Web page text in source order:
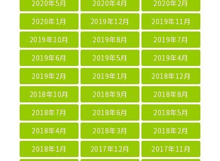
2020年5月
2020年4月
2020年2月
2020年1月
2019年12月
2019年11月
2019年10月
2019年8月
2019年7月
2019年6月
2019年5月
2019年4月
2019年2月
2019年1月
2018年12月
2018年10月
2018年9月
2018年8月
2018年7月
2018年6月
2018年5月
2018年4月
2018年3月
2018年2月
2018年1月
2017年12月
2017年11月